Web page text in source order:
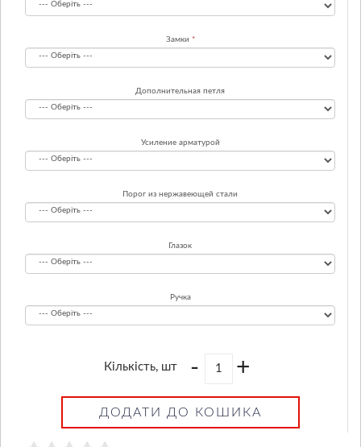
Замки
Дополнительная петля
Усиление арматурой
Порог из нержавеющей стали
Глазок
Ручка
Кількість, шт - +
ДОДАТИ ДО КОШИКА